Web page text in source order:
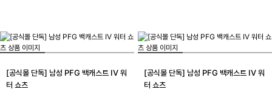
[공식몰 단독] 남성 PFG 백캐스트 IV 워
터 쇼츠
[공식몰 단독] 남성 PFG 백캐스트 IV 워
터 쇼츠